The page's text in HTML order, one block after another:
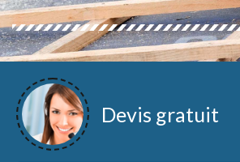
Devis gratuit